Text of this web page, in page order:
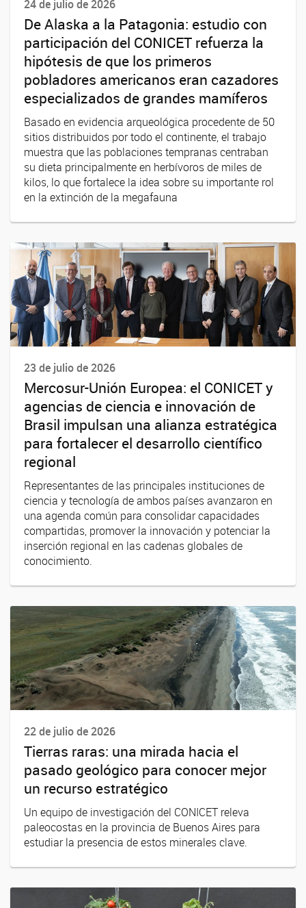
24 de julio de 2026
De Alaska a la Patagonia: estudio con
participación del CONICET refuerza la
hipótesis de que los primeros
pobladores americanos eran cazadores
especializados de grandes mamíferos
Basado en evidencia arqueológica procedente de 50
sitios distribuidos por todo el continente, el trabajo
muestra que las poblaciones tempranas centraban
su dieta principalmente en herbívoros de miles de
kilos, lo que fortalece la idea sobre su importante rol
en la extinción de la megafauna
23 de julio de 2026
Mercosur-Unión Europea: el CONICET y
agencias de ciencia e innovación de
Brasil impulsan una alianza estratégica
para fortalecer el desarrollo científico
regional
Representantes de las principales instituciones de
ciencia y tecnología de ambos países avanzaron en
una agenda común para consolidar capacidades
compartidas, promover la innovación y potenciar la
inserción regional en las cadenas globales de
conocimiento.
22 de julio de 2026
Tierras raras: una mirada hacia el
pasado geológico para conocer mejor
un recurso estratégico
Un equipo de investigación del CONICET releva
paleocostas en la provincia de Buenos Aires para
estudiar la presencia de estos minerales clave.